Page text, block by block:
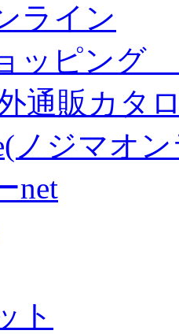
ライン
ッピング
通販カタ
ノジマオ
net
ト